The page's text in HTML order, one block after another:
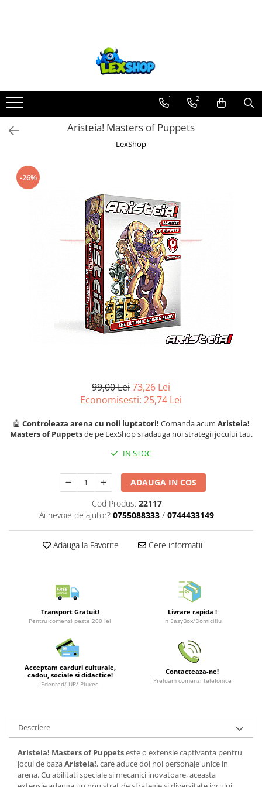
Board Games
Extensii boardgames
Card Games (jocuri cu carti)
Jocuri pentru toata familia
Party Games (jocuri de petrecere)
Puzzle-uri logice
Final Girl - solo game
Miniaturi Arkham Horror
Miniaturi HEROCLIX
Deck Boxes/Cutii pentru carti
The Army Painter
Alte produse Hobby
Merch Lex Hobby Store
Pop Culture
Geek Stuff
Cani/Pahare
Brelocuri
Plusuri si papusi
Carti
Studio Ghibli/My Neighbor
Totoro/Kiki etc
1 2
Aristeia! Masters of Puppets
LexShop
-26%
99,00 Lei73,26 Lei
Economisesti: 25,74 Lei
🤖 Controleaza arena cu noii luptatori! Comanda acum Aristeia!
Masters of Puppetsde pe LexShop si adauga noi strategii jocului tau.
IN STOC
ADAUGA IN COS
Cod Produs: 22117
Ai nevoie de ajutor? 0755088333 / 0744433149
Adauga la Favorite Cere informatii
Transport Gratuit!
Pentru comenzi peste 200 lei
Livrare rapida !
In EasyBox/Domiciliu
Acceptam carduri culturale,
cadou, sociale si didactice!
Edenred/ UP/ Pluxee
Contacteaza-ne!
Preluam comenzi telefonice
Descriere
Aristeia! Masters of Puppetseste o extensie captivanta pentru
jocul de bazaAristeia!, care aduce doi noi personaje unice in
arena. Cu abilitati speciale si mecanici inovatoare, aceasta